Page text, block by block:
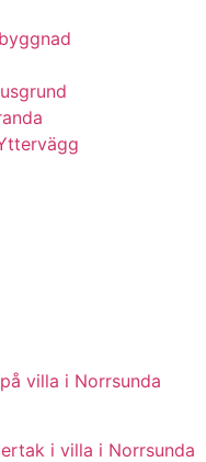
villa i Norrsunda
i villa i Norrsunda